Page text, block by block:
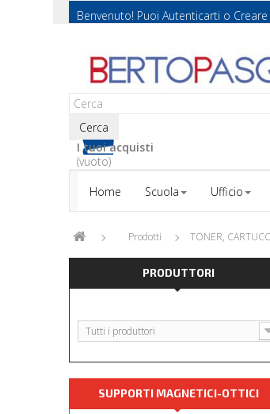
Benvenuto! Puoi Autenticarti o
Cerca
I tuoi acquisti
(vuoto)
Home
Scuola Ufficio
Prodotti TONER,
PRODUTTORI
Tutti i produttori
SUPPORTI MAGNETICI-OTTICI